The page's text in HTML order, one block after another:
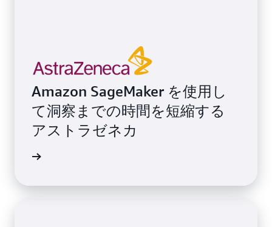
Amazon SageMaker を使用し
て洞察までの時間を短縮する
アストラゼネカ